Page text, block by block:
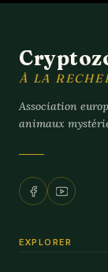
À LA
Association
animaux
EXPLORER